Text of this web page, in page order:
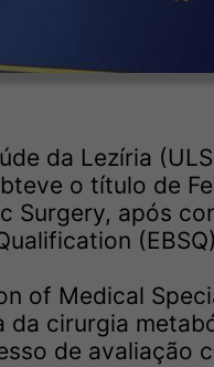
da Lezíria
o título de
Surgery, após
of Medical
da cirurgia
de avaliação